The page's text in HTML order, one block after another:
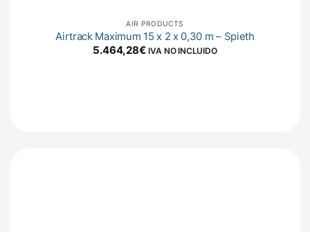
AIR PRODUCTS
Airtrack Maximum 15 x 2 x 0,30 m – Spieth
5.464,28€ IVA NO INCLUIDO